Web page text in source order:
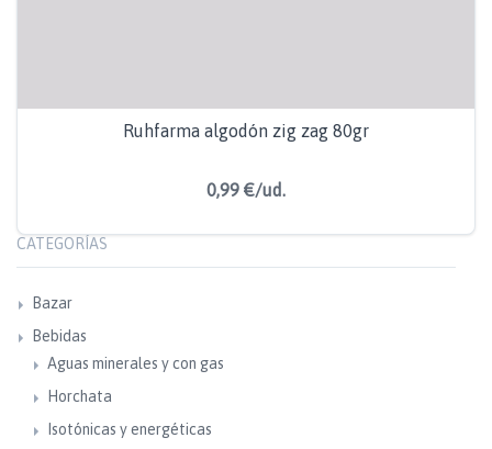
Ruhfarma algodón zig zag 80gr
0,99 €/ud.
CATEGORÍAS
Bazar
Bebidas
Aguas minerales y con gas
Horchata
Isotónicas y energéticas